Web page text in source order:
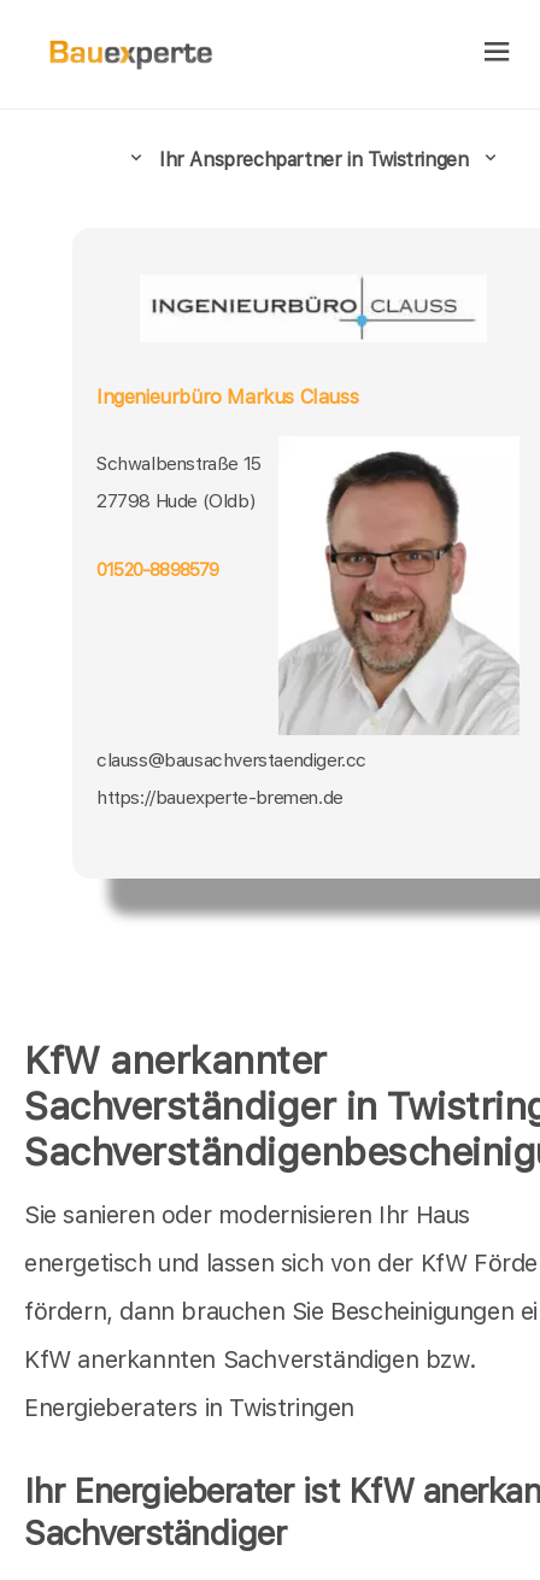
KfW anerkannter
Sachverständiger in
Sie sanieren oder modernisieren Ihr Haus
energetisch und lassen sich von der KfW
fördern, dann brauchen Sie Bescheinigungen
KfW anerkannten Sachverständigen bzw.
Energieberaters in Twistringen
Ihr Energieberater ist KfW
Sachverständiger
Ihr Ansprechpartner in Twistringen
Ingenieurbüro Markus Clauss
Schwalbenstraße 15
27798 Hude (Oldb)
01520-8898579
clauss@bausachverstaendiger.cc
https://bauexperte-bremen.de